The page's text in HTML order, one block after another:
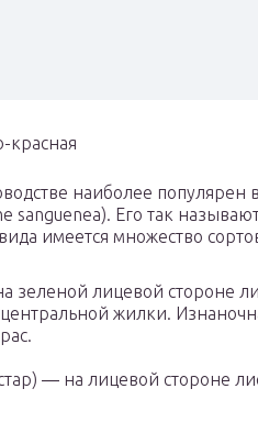
красная
наиболее
sanguenea). Его так
имеется множество
зеленой лицевой стороне
жилки.
― на лицевой стороне